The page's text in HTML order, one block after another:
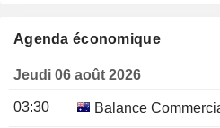
Agenda économique
Jeudi 06 août 2026
03:30 Balance